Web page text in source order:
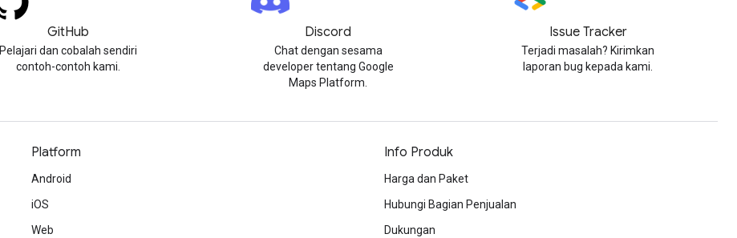
GitHub
Pelajari dan cobalah sendiri
contoh-contoh kami.
Discord
Chat dengan sesama
developer tentang Google
Maps Platform.
Issue Tracker
Terjadi masalah? Kirimkan
laporan bug kepada kami.
Platform
Android
iOS
Web
Info Produk
Harga dan Paket
Hubungi Bagian Penjualan
Dukungan